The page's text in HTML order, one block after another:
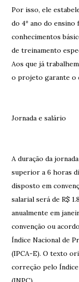
Por isso, ele
do 4º ano do ensino
conhecimentos
de treinamento
Aos que já
o projeto garante o
Jornada e salário
A duração da
superior a 6 horas
disposto em
salarial será de R$
anualmente em
convenção ou
Índice Nacional de
(IPCA-E). O texto
correção pelo